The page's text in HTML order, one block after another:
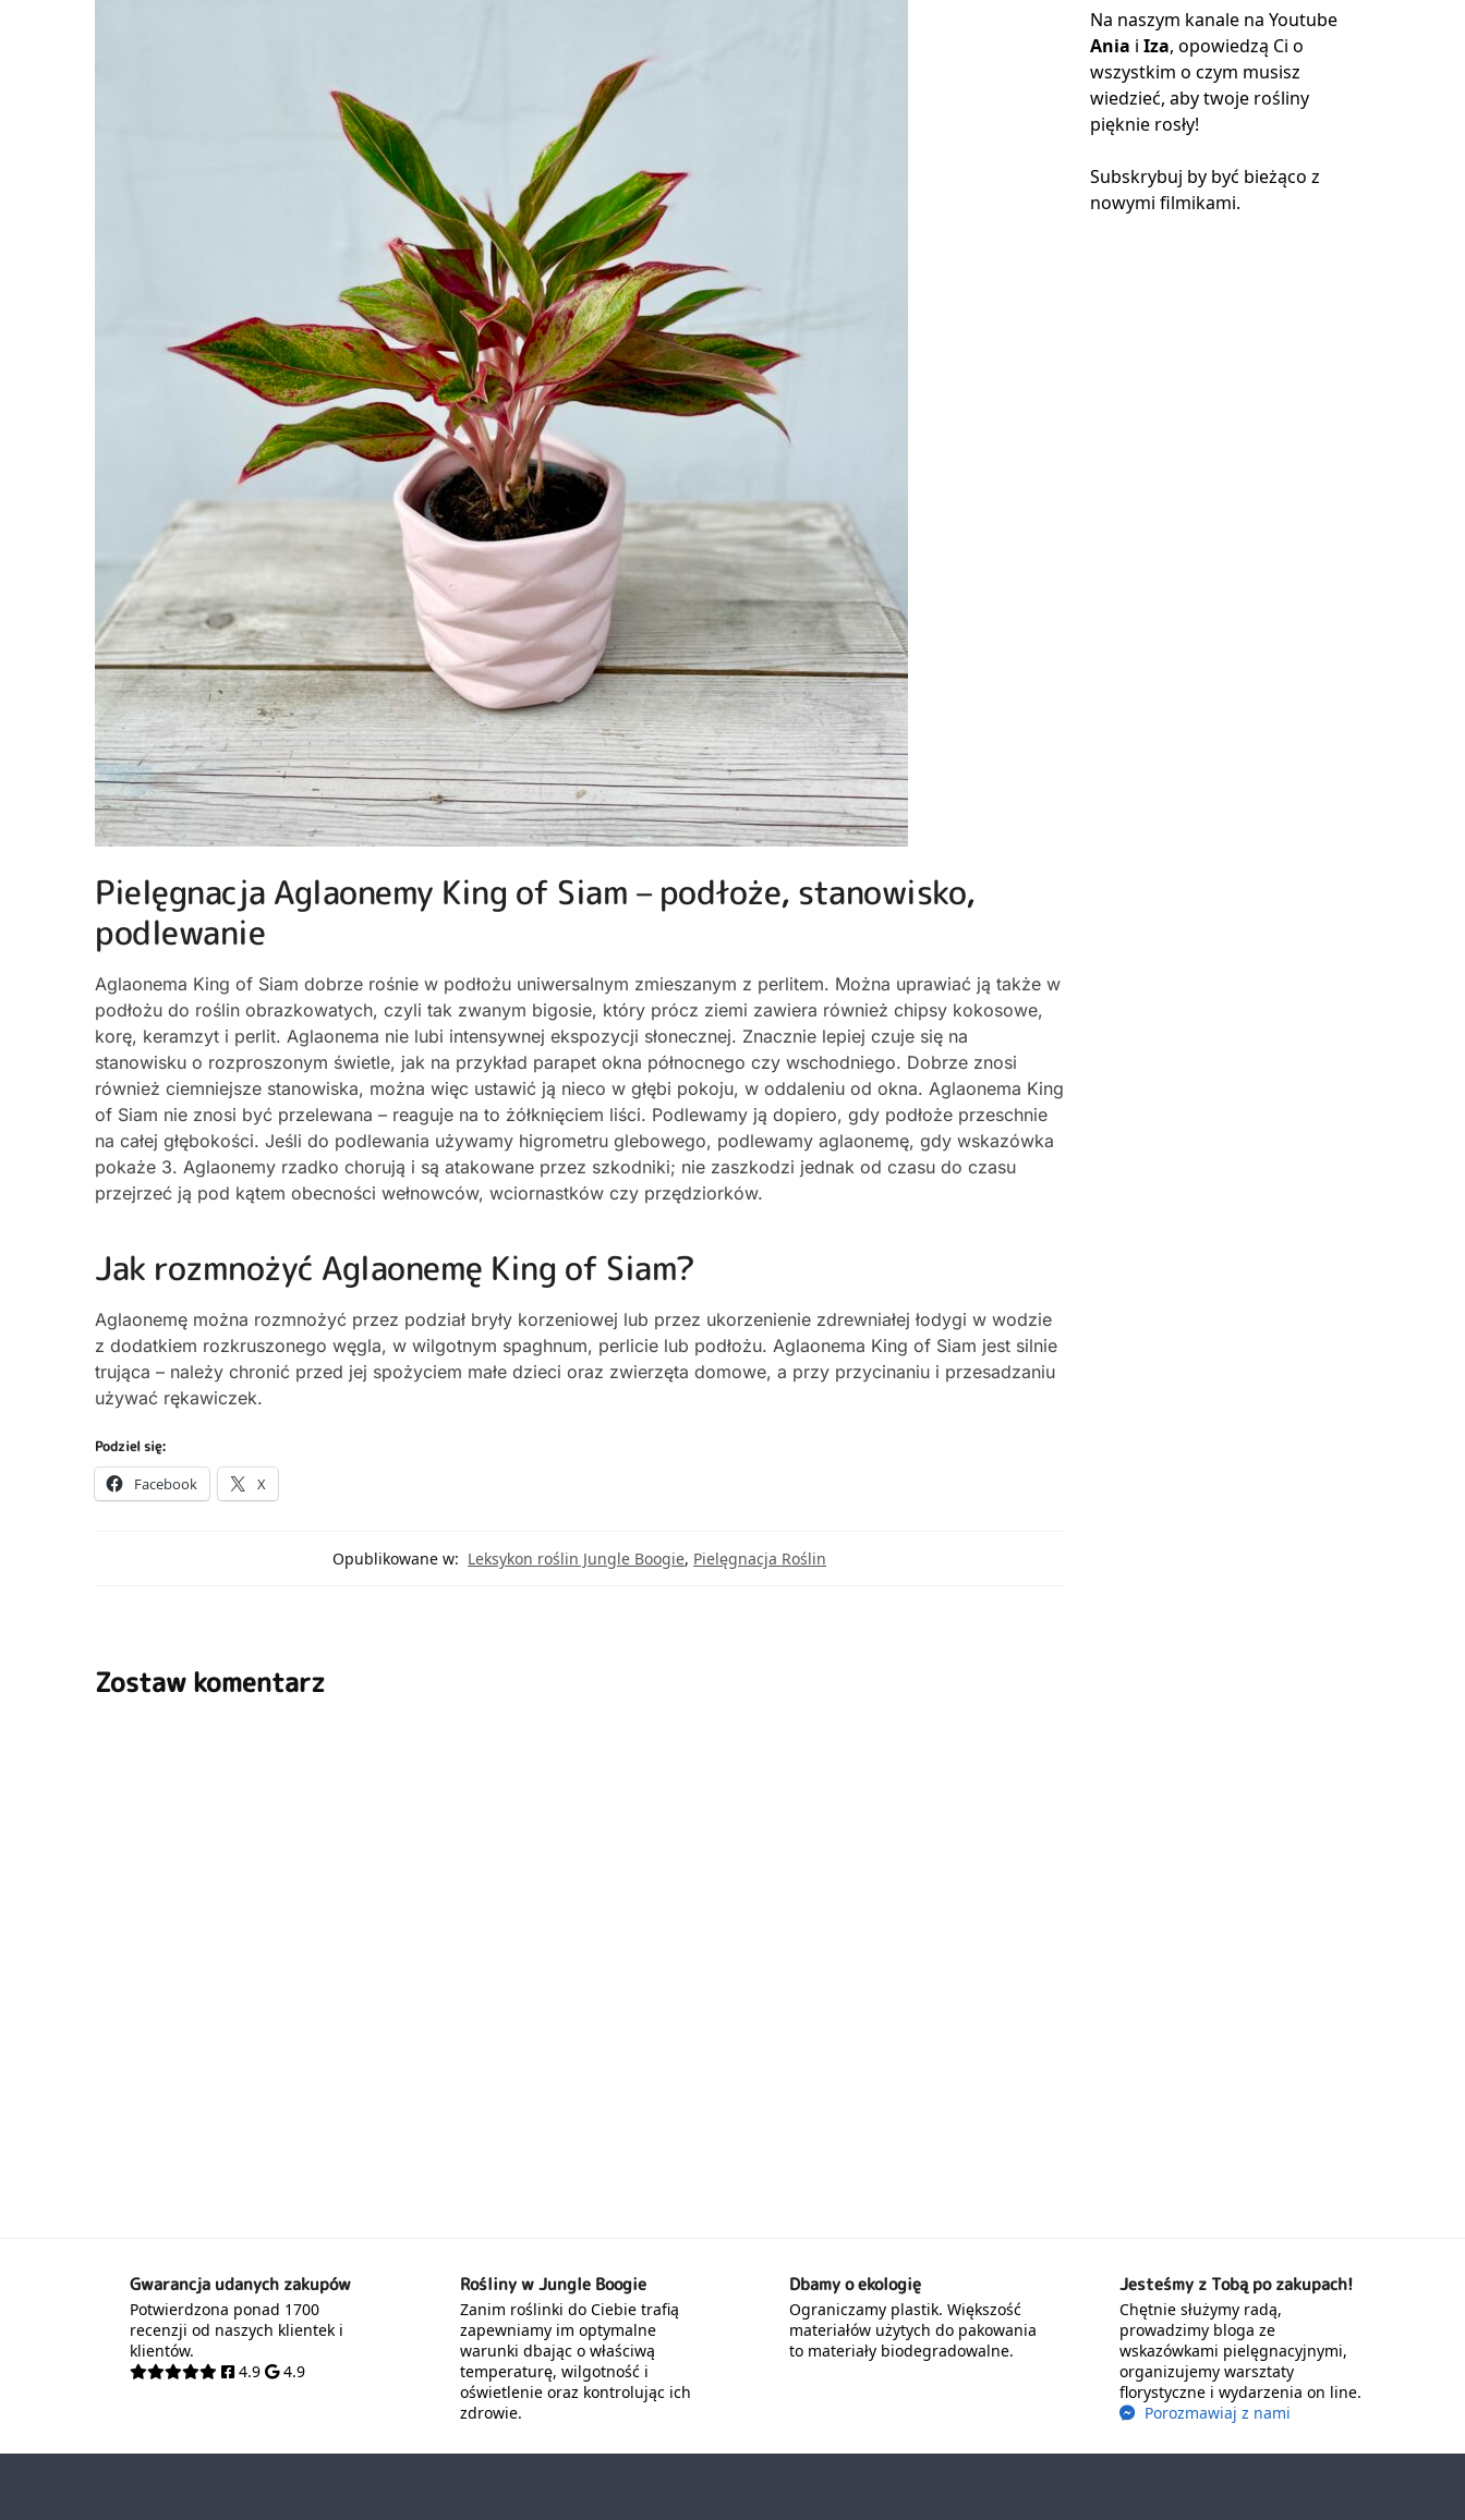
Pielęgnacja Aglaonemy King of Siam – podłoże, stanowisko,
podlewanie
Aglaonema King of Siam dobrze rośnie w podłożu uniwersalnym zmieszanym z perlitem. Można uprawiać ją także w
podłożu do roślin obrazkowatych, czyli tak zwanym bigosie, który prócz ziemi zawiera również chipsy kokosowe,
korę, keramzyt i perlit. Aglaonema nie lubi intensywnej ekspozycji słonecznej. Znacznie lepiej czuje się na
stanowisku o rozproszonym świetle, jak na przykład parapet okna północnego czy wschodniego. Dobrze znosi
również ciemniejsze stanowiska, można więc ustawić ją nieco w głębi pokoju, w oddaleniu od okna. Aglaonema King
of Siam nie znosi być przelewana – reaguje na to żółknięciem liści. Podlewamy ją dopiero, gdy podłoże przeschnie
na całej głębokości. Jeśli do podlewania używamy higrometru glebowego, podlewamy aglaonemę, gdy wskazówka
pokaże 3. Aglaonemy rzadko chorują i są atakowane przez szkodniki; nie zaszkodzi jednak od czasu do czasu
przejrzeć ją pod kątem obecności wełnowców, wciornastków czy przędziorków.
Jak rozmnożyć Aglaonemę King of Siam?
Aglaonemę można rozmnożyć przez podział bryły korzeniowej lub przez ukorzenienie zdrewniałej łodygi w wodzie
z dodatkiem rozkruszonego węgla, w wilgotnym spaghnum, perlicie lub podłożu. Aglaonema King of Siam jest silnie
trująca – należy chronić przed jej spożyciem małe dzieci oraz zwierzęta domowe, a przy przycinaniu i przesadzaniu
używać rękawiczek.
Podziel się:
Facebook X
Opublikowane w: Leksykon roślin Jungle Boogie, Pielęgnacja Roślin
Zostaw komentarz
Na naszym kanale na Youtube
Ania i Iza, opowiedzą Ci o
wszystkim o czym musisz
wiedzieć, aby twoje rośliny
pięknie rosły!
Subskrybuj by być bieżąco z
nowymi filmikami.
Gwarancja udanych zakupów
Potwierdzona ponad 1700
recenzji od naszych klientek i
klientów.
4.9
4.9
Rośliny w Jungle Boogie
Zanim roślinki do Ciebie trafią
zapewniamy im optymalne
warunki dbając o właściwą
temperaturę, wilgotność i
oświetlenie oraz kontrolując ich
zdrowie.
Dbamy o ekologię
Ograniczamy plastik. Większość
materiałów użytych do pakowania
to materiały biodegradowalne.
Jesteśmy z Tobą po zakupach!
Chętnie służymy radą,
prowadzimy bloga ze
wskazówkami pielęgnacyjnymi,
organizujemy warsztaty
florystyczne i wydarzenia on line.
Porozmawiaj z nami